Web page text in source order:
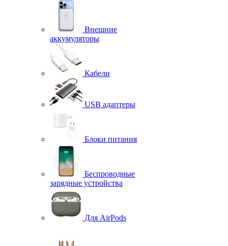
Внешние
аккумуляторы
Кабели
USB адаптеры
Блоки питания
Беспроводные
зарядные устройства
Для AirPods